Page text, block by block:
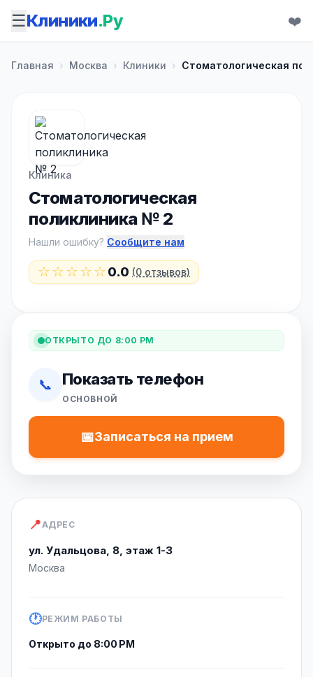
☰Клиники.Ру ❤️
Главная › Москва › Клиники › Стоматологическая
Клиника
Стоматологическая
поликлиника № 2
Нашли ошибку? Сообщите нам
☆☆☆☆☆0.0 (0 отзывов)
ОТКРЫТО ДО 8:00 PM
📞 Показать телефон
ОСНОВНОЙ
📅Записаться на прием
📍АДРЕС
ул. Удальцова, 8, этаж 1-3
Москва
🕐РЕЖИМ РАБОТЫ
Открыто до 8:00 PM